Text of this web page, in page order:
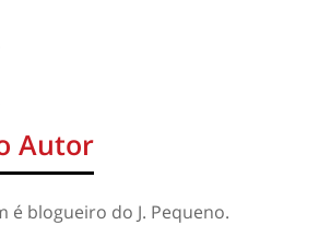
Autor
é blogueiro do J. Pequeno.